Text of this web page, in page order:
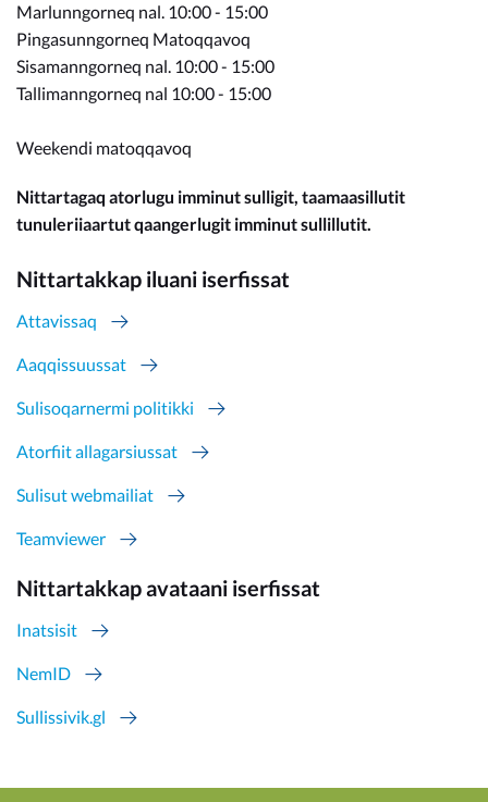
Marlunngorneq nal. 10:00 - 15:00
Pingasunngorneq Matoqqavoq
Sisamanngorneq nal. 10:00 - 15:00
Tallimanngorneq nal 10:00 - 15:00
Weekendi matoqqavoq
Nittartagaq atorlugu imminut sulligit, taamaasillutit
tunuleriiaartut qaangerlugit imminut sullillutit.
Nittartakkap iluani iserfissat
Attavissaq
Aaqqissuussat
Sulisoqarnermi politikki
Atorfiit allagarsiussat
Sulisut webmailiat
Teamviewer
Nittartakkap avataani iserfissat
Inatsisit
NemID
Sullissivik.gl